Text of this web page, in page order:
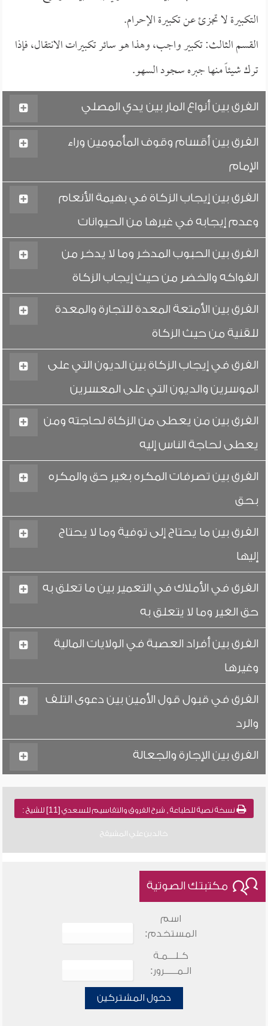
التكبيرة لا تجزئ عن تكبيرة الإحرام.
القسم الثالث: تكبير واجب، وهذا هو سائر تكبيرات الانتقال، فإذا
ترك شيئاً منها جبره سجود السهو.
الفرق بين أنواع المار بين يدي المصلي
الفرق بين أقسام وقوف المأمومين وراء
الإمام
الفرق بين إيجاب الزكاة في بهيمة الأنعام
وعدم إيجابه في غيرها من الحيوانات
الفرق بين الحبوب المدخر وما لا يدخر من
الفواكه والخضر من حيث إيجاب الزكاة
الفرق بين الأمتعة المعدة للتجارة والمعدة
للقنية من حيث الزكاة
الفرق في إيجاب الزكاة بين الديون التي على
الموسرين والديون التي على المعسرين
الفرق بين من يعطى من الزكاة لحاجته ومن
يعطى لحاجة الناس إليه
الفرق بين تصرفات المكره بغير حق والمكره
بحق
الفرق بين ما يحتاج إلى توفية وما لا يحتاج
إليها
الفرق في الأملاك في التعمير بين ما تعلق به
حق الغير وما لا يتعلق به
الفرق بين أفراد العصبة في الولايات المالية
وغيرها
الفرق في قبول قول الأمين بين دعوى التلف
والرد
الفرق بين الإجارة والجعالة
نسخة نصية للطباعة , شرح الفروق والتقاسيم للسعدي [11] للشيخ :
خالد بن علي المشيقح
مكتبتك الصوتية
اسم
المستخدم:
كـلـــمـة
الـمـــــرور:
دخول المشتركين